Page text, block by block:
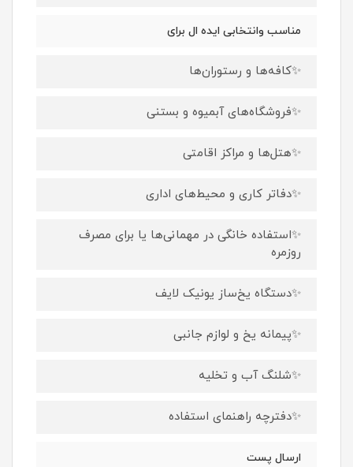
مناسب وانتخابی ایده ال برای
✨کافه‌ها و رستوران‌ها
✨فروشگاه‌های آبمیوه و بستنی
✨هتل‌ها و مراکز اقامتی
✨دفاتر کاری و محیط‌های اداری
✨استفاده خانگی در مهمانی‌ها یا برای مصرف
روزمره
✨دستگاه یخ‌ساز یونیک لایف
✨پیمانه یخ و لوازم جانبی
✨شلنگ آب و تخلیه
✨دفترچه راهنمای استفاده
ارسال پست